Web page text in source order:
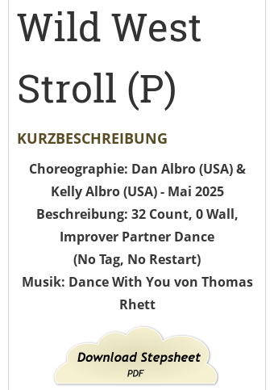
Wild West
Stroll (P)
KURZBESCHREIBUNG
Choreographie: Dan Albro (USA) &
Kelly Albro (USA) - Mai 2025
Beschreibung: 32 Count, 0 Wall,
Improver Partner Dance
(No Tag, No Restart)
Musik: Dance With You von Thomas
Rhett